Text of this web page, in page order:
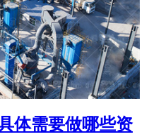
体需要做哪些资